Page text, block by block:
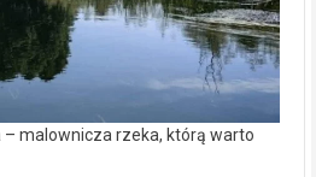
– malownicza rzeka, którą warto